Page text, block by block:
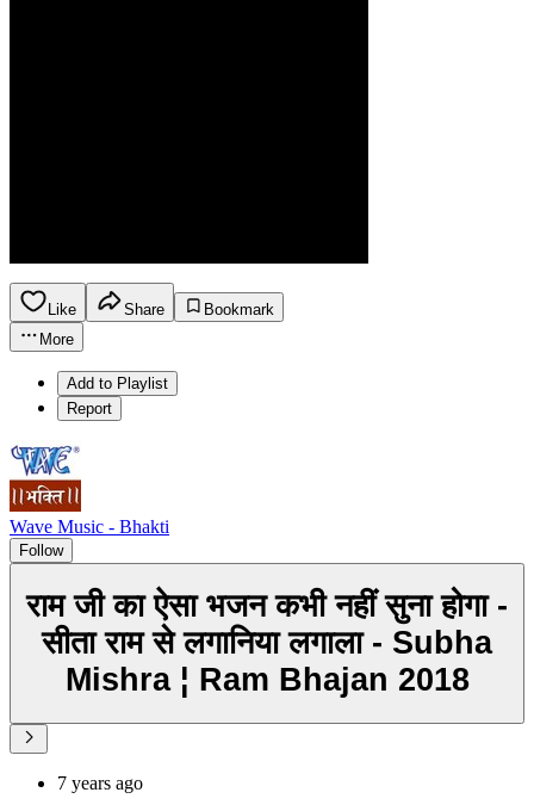
Like Share
Bookmark
More
Add to Playlist
Report
Wave Music - Bhakti
Follow
राम जी का ऐसा भजन कभी नहीं सुना होगा -
सीता राम से लगानिया लगाला - Subha
Mishra ¦ Ram Bhajan 2018
7 years ago